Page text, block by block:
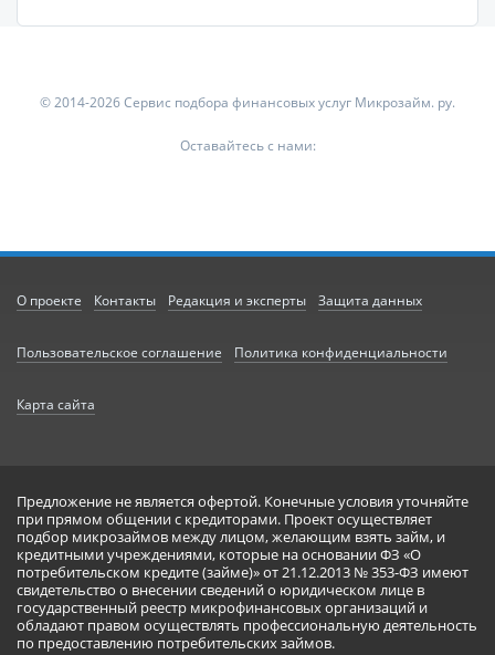
© 2014-2026 Сервис подбора финансовых услуг Микрозайм. ру.
Оставайтесь с нами:
О проекте Контакты Редакция и эксперты Защита данных
Пользовательское соглашение Политика конфиденциальности
Карта сайта
Предложение не является офертой. Конечные условия уточняйте
при прямом общении с кредиторами. Проект осуществляет
подбор микрозаймов между лицом, желающим взять займ, и
кредитными учреждениями, которые на основании ФЗ «О
потребительском кредите (займе)» от 21.12.2013 № 353-ФЗ имеют
свидетельство о внесении сведений о юридическом лице в
государственный реестр микрофинансовых организаций и
обладают правом осуществлять профессиональную деятельность
по предоставлению потребительских займов.